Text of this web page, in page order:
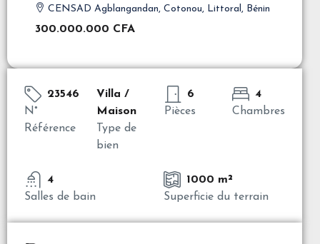
CENSAD Agblangandan, Cotonou, Littoral, Bénin
300.000.000 CFA
23546
N°
Référence
Villa /
Maison
Type de
bien
6
Pièces
4
Chambres
4
Salles de bain
1000 m²
Superficie du terrain